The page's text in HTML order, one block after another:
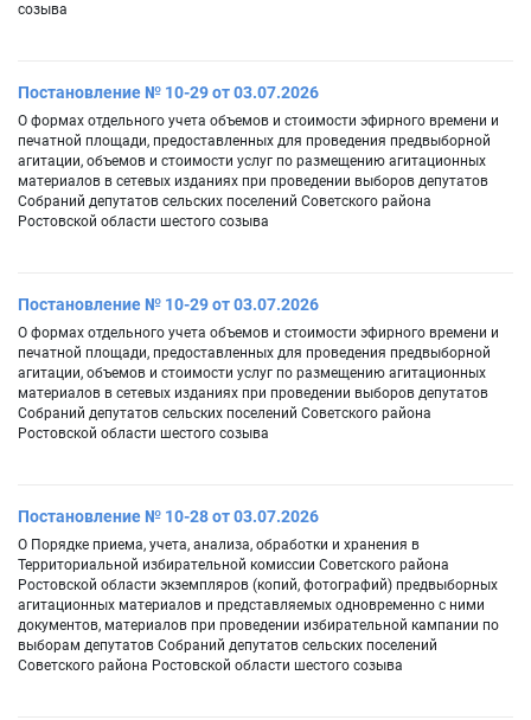
созыва
Постановление № 10-29 от 03.07.2026
О формах отдельного учета объемов и стоимости эфирного времени и
печатной площади, предоставленных для проведения предвыборной
агитации, объемов и стоимости услуг по размещению агитационных
материалов в сетевых изданиях при проведении выборов депутатов
Собраний депутатов сельских поселений Советского района
Ростовской области шестого созыва
Постановление № 10-29 от 03.07.2026
О формах отдельного учета объемов и стоимости эфирного времени и
печатной площади, предоставленных для проведения предвыборной
агитации, объемов и стоимости услуг по размещению агитационных
материалов в сетевых изданиях при проведении выборов депутатов
Собраний депутатов сельских поселений Советского района
Ростовской области шестого созыва
Постановление № 10-28 от 03.07.2026
О Порядке приема, учета, анализа, обработки и хранения в
Территориальной избирательной комиссии Советского района
Ростовской области экземпляров (копий, фотографий) предвыборных
агитационных материалов и представляемых одновременно с ними
документов, материалов при проведении избирательной кампании по
выборам депутатов Собраний депутатов сельских поселений
Советского района Ростовской области шестого созыва